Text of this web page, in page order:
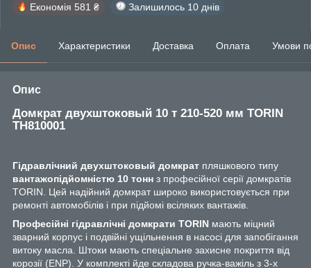
Економія 581 ₴ Залишилось 10 днів
Опис Характеристики Доставка Оплата Умови
Опис
Домкрат двухштоковый 10 т 210-520 мм TORIN
TH810001
Гідравлічний двухштоковый домкрат пляшкового типу
вантажопідйомністю 10 тонн з професійної серії домкратів
TORIN. Цей надійний домкрат широко використовується при
ремонті автомобілів і при підйомі всіляких вантажів.
Професійні гідравлічні домкрати TORIN мають міцний
зварний корпус і подвійні ущільнення в насосі для запобігання
витоку масла. Штоки мають спеціальне захисне покриття від
корозії (ENP). У комплекті йде складова ручка-важіль з 3-х